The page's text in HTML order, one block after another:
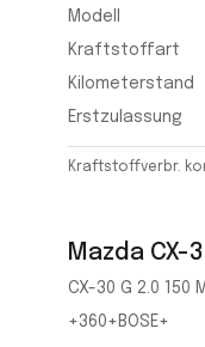
Modell
Kraftstoffart
Kilometerstand
Erstzulassung
Kraftstoffverbr.
Mazda CX-
CX-30 G 2.0 150
+360+BOSE+